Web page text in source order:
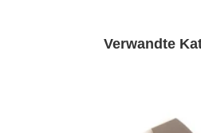
Verwandte